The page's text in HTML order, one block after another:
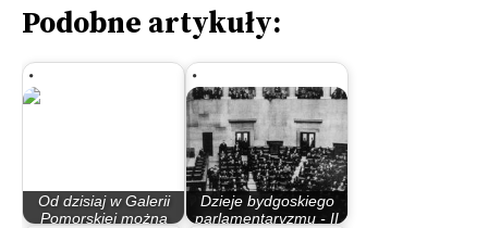
Podobne artykuły:
Od dzisiaj w Galerii
Pomorskiej można
Dzieje bydgoskiego
parlamentaryzmu - II